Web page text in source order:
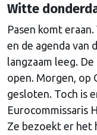
Witte
Pasen komt
en de agenda van
langzaam leeg.
open. Morgen, op
gesloten. Toch is
Eurocommissaris
Ze bezoekt er het